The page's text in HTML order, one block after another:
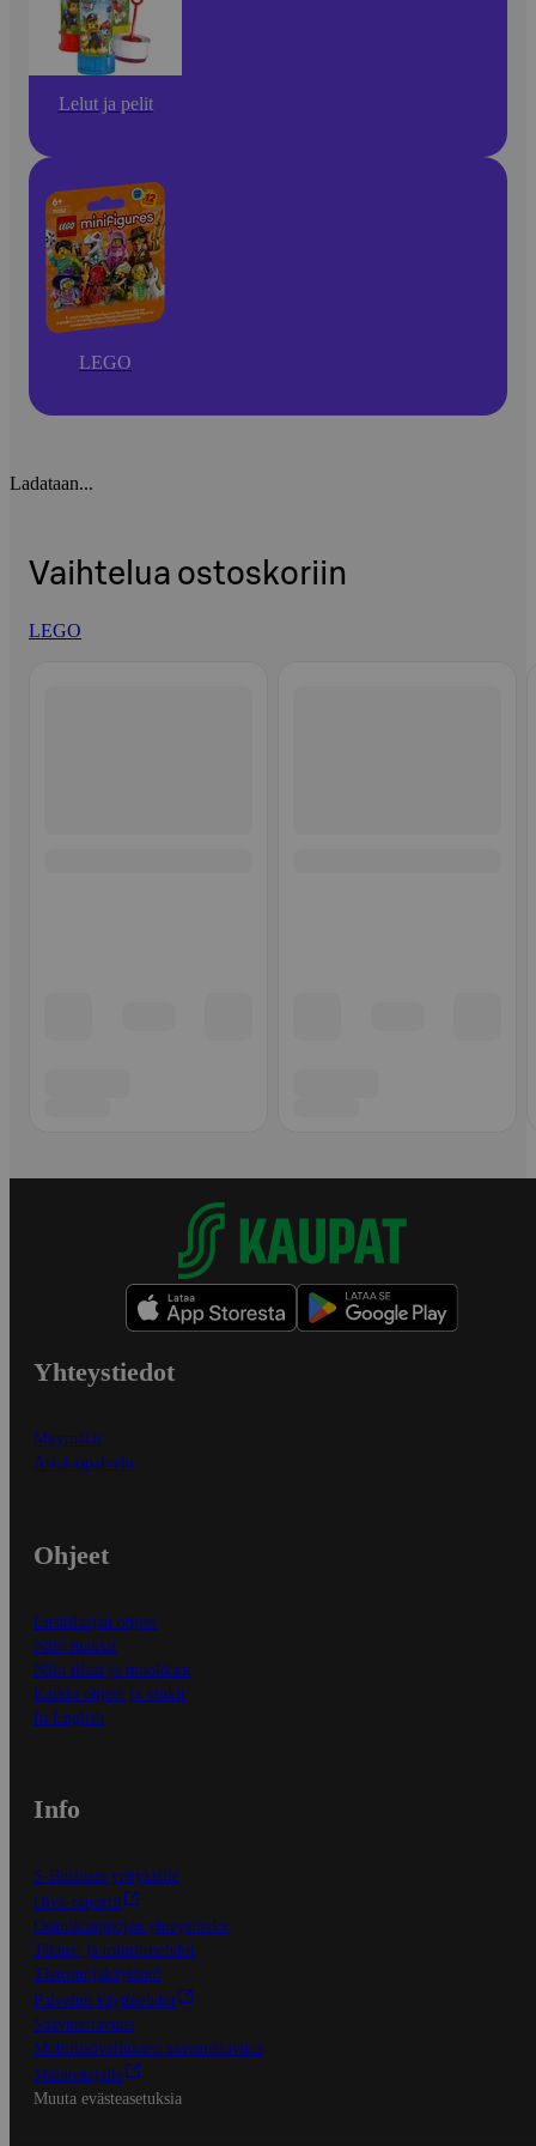
Lelut ja pelit
LEGO
Ladataan...
Vaihtelua ostoskoriin
LEGO
Yhteystiedot
Myymälät
Asiakaspalvelu
Ohjeet
Ensitilaajan ohjeet
Näin maksat
Näin tilaat ja muokkaat
Kaikki ohjeet ja vinkit
In English
Info
S-Business yrityksille
Oiva-raportit
Osuuskauppojen yhteystiedot
Tilaus- ja toimitusehdot
Tietosuojakäytäntö
Palvelun käyttöehdot
Saavutettavuus
Mobiilisovelluksen saavutettavuus
Mainostajalle
Muuta evästeasetuksia